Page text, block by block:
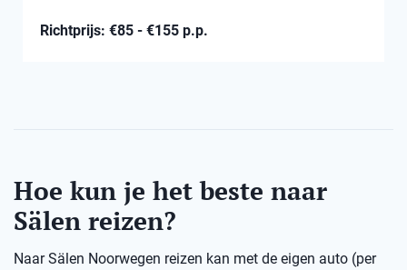
Richtprijs: €85 - €155 p.p.
Hoe kun je het beste naar
Sälen reizen?
Naar Sälen Noorwegen reizen kan met de eigen auto (per